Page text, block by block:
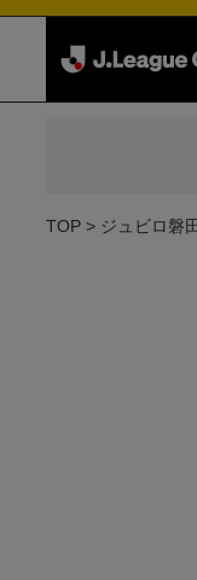
TOP ジュビロ磐田